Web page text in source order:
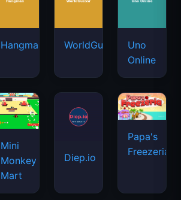
Hangman WorldGuessr
Uno
Online
Mini
Monkey
Mart
Diep.io
Papa's
Freezeria